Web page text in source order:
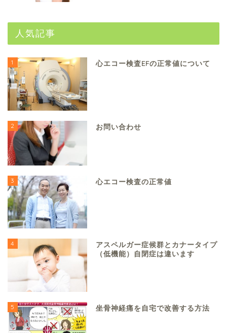
人気記事
1 心エコー検査EFの正常値について
2 お問い合わせ
3 心エコー検査の正常値
4
アスペルガー症候群とカナータイプ
（低機能）自閉症は違います
5 坐骨神経痛を自宅で改善する方法